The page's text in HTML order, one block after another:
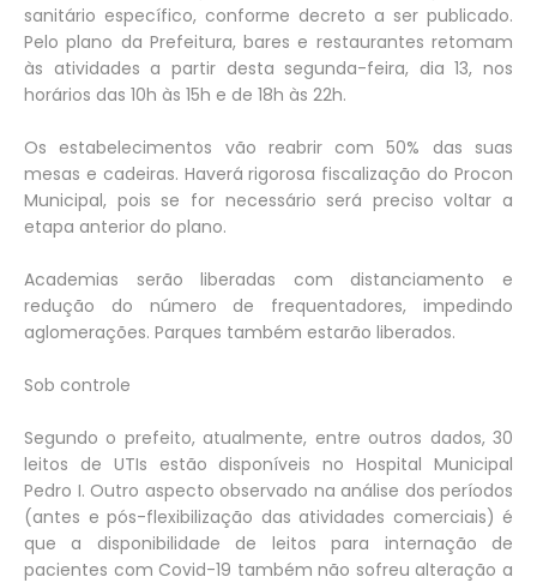
sanitário específico, conforme decreto a ser publicado.
Pelo plano da Prefeitura, bares e restaurantes retomam
às atividades a partir desta segunda-feira, dia 13, nos
horários das 10h às 15h e de 18h às 22h.
Os estabelecimentos vão reabrir com 50% das suas
mesas e cadeiras. Haverá rigorosa fiscalização do Procon
Municipal, pois se for necessário será preciso voltar a
etapa anterior do plano.
Academias serão liberadas com distanciamento e
redução do número de frequentadores, impedindo
aglomerações. Parques também estarão liberados.
Sob controle
Segundo o prefeito, atualmente, entre outros dados, 30
leitos de UTIs estão disponíveis no Hospital Municipal
Pedro I. Outro aspecto observado na análise dos períodos
(antes e pós-flexibilização das atividades comerciais) é
que a disponibilidade de leitos para internação de
pacientes com Covid-19 também não sofreu alteração a